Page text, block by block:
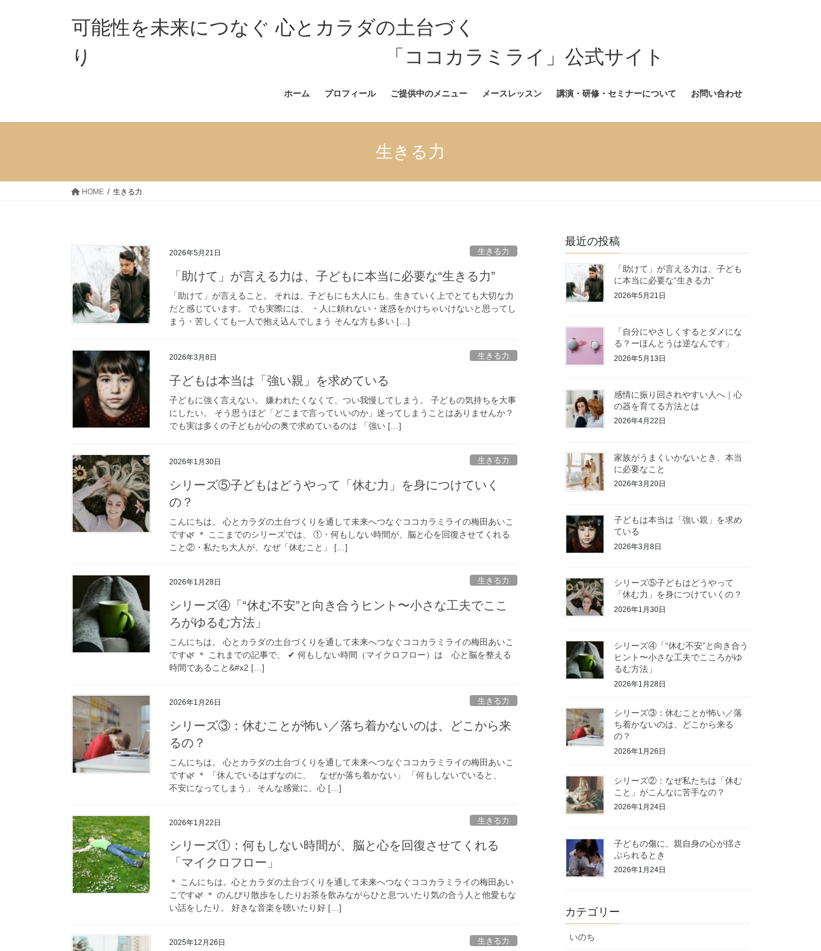
ッ
移
可能性を未来につなぐ 心とカラダの土台づく
り 「ココカラミライ」公式サイト
ホーム プロフィール ご提供中のメニュー メースレッスン 講演・研修・セミナーについて お問い合わせ
生きる力
HOME 生きる力
2026年5月21日 生きる力
「助けて」が言える力は、子どもに本当に必要な“生きる力”
「助けて」が言えること。 それは、子どもにも大人にも、生きていく上でとても大切な力
だと感じています。 でも実際には、 ・人に頼れない・迷惑をかけちゃいけないと思ってし
まう・苦しくても一人で抱え込んでしまう そんな方も多い […]
2026年3月8日 生きる力
子どもは本当は「強い親」を求めている
子どもに強く言えない。 嫌われたくなくて、つい我慢してしまう。 子どもの気持ちを大事
にしたい。 そう思うほど「どこまで言っていいのか」迷ってしまうことはありませんか？
でも実は多くの子どもが心の奥で求めているのは 「強い […]
2026年1月30日 生きる力
シリーズ⑤子どもはどうやって「休む力」を身につけていく
の？
こんにちは。 心とカラダの土台づくりを通して未来へつなぐココカラミライの梅田あいこ
です🌿 ＊ ここまでのシリーズでは、 ①・何もしない時間が、脳と心を回復させてくれる
こと②・私たち大人が、なぜ「休むこと」 […]
2026年1月28日 生きる力
シリーズ④「“休む不安”と向き合うヒント〜小さな工夫でここ
ろがゆるむ方法」
こんにちは。 心とカラダの土台づくりを通して未来へつなぐココカラミライの梅田あいこ
です🌿 ＊ これまでの記事で、 ✔ 何もしない時間（マイクロフロー）は 心と脳を整える
時間であること&#x2 […]
2026年1月26日 生きる力
シリーズ③：休むことが怖い／落ち着かないのは、どこから来
るの？
こんにちは。 心とカラダの土台づくりを通して未来へつなぐココカラミライの梅田あいこ
です🌿 ＊ 「休んでいるはずなのに、 なぜか落ち着かない」 「何もしないでいると、
不安になってしまう」 そんな感覚に、心 […]
2026年1月22日 生きる力
シリーズ①：何もしない時間が、脳と心を回復させてくれる
「マイクロフロー」
＊ こんにちは。心とカラダの土台づくりを通して未来へつなぐココカラミライの梅田あい
こです🌿 ＊ のんびり散歩をしたりお茶を飲みながらひと息ついたり気の合う人と他愛もな
い話をしたり。 好きな音楽を聴いたり好 […]
2025年12月26日 生きる力
最近の投稿
「助けて」が言える力は、子ども
に本当に必要な“生きる力”
2026年5月21日
「自分にやさしくするとダメにな
る？ーほんとうは逆なんです」
2026年5月13日
感情に振り回されやすい人へ｜心
の器を育てる方法とは
2026年4月22日
家族がうまくいかないとき、本当
に必要なこと
2026年3月20日
子どもは本当は「強い親」を求め
ている
2026年3月8日
シリーズ⑤子どもはどうやって
「休む力」を身につけていくの？
2026年1月30日
シリーズ④「“休む不安”と向き合う
ヒント〜小さな工夫でこころがゆ
るむ方法」
2026年1月28日
シリーズ③：休むことが怖い／落
ち着かないのは、どこから来る
の？
2026年1月26日
シリーズ②：なぜ私たちは「休む
こと」がこんなに苦手なの？
2026年1月24日
子どもの傷に、親自身の心が揺さ
ぶられるとき
2026年1月24日
カテゴリー
いのち